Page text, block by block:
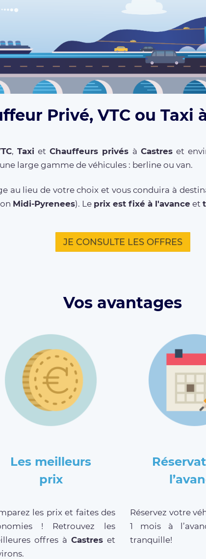
Privé, VTC ou Taxi
,Taxi etChauffeurs privés à Castreset
large gamme de véhicules : berline ou van.
au lieu de votre choix et vous conduira à
Midi-Pyrenees). Le prix est fixé à l'avance et
JE CONSULTE LES OFFRES
Vos avantages
Les meilleurs
prix
les prix et faites des
! Retrouvez les
offres à Castreset
Réservez votre
1 mois à
tranquille!